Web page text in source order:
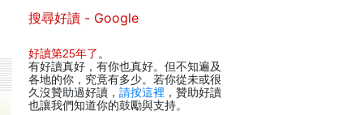
搜尋好讀 - Google
好讀第25年了 。
有好讀真好，有你也真好。但不知遍及
各地的你，究竟有多少。若你從未或很
久沒贊助過好讀， 請按這裡 ，贊助好讀
也讓我們知道你的鼓勵與支持。